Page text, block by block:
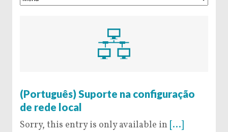
(Português) Suporte na configuração
de rede local
Sorry, this entry is only available in [...]